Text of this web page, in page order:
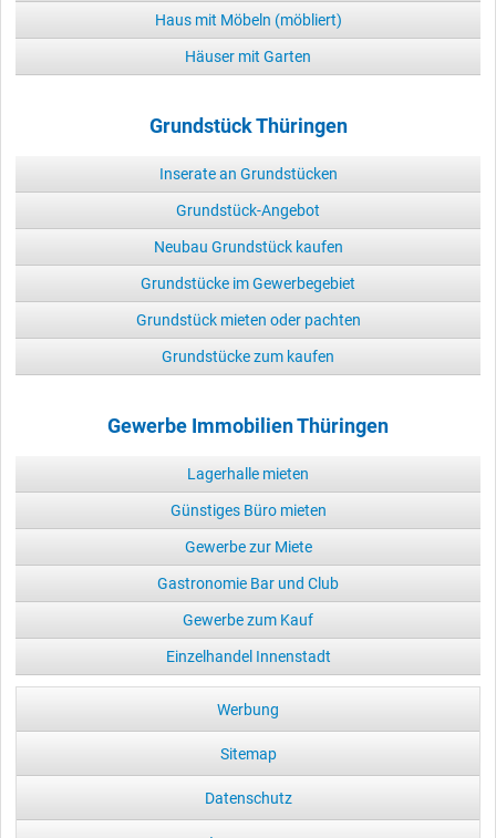
Haus mit Möbeln (möbliert)
Häuser mit Garten
Grundstück Thüringen
Inserate an Grundstücken
Grundstück-Angebot
Neubau Grundstück kaufen
Grundstücke im Gewerbegebiet
Grundstück mieten oder pachten
Grundstücke zum kaufen
Gewerbe Immobilien Thüringen
Lagerhalle mieten
Günstiges Büro mieten
Gewerbe zur Miete
Gastronomie Bar und Club
Gewerbe zum Kauf
Einzelhandel Innenstadt
Werbung
Sitemap
Datenschutz